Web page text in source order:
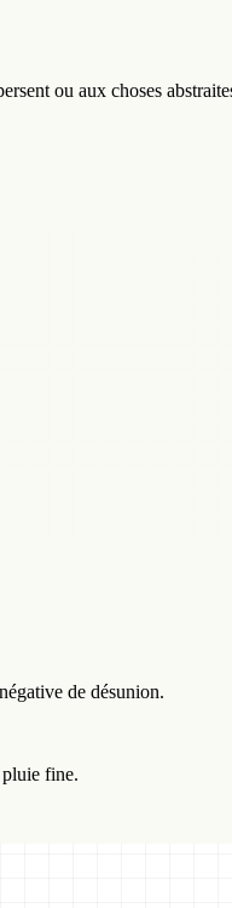
ou aux choses
de désunion.
fine.